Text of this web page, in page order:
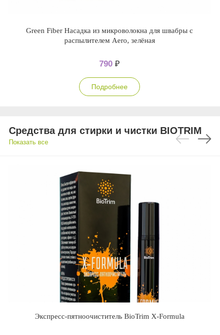
Green Fiber Насадка из микроволокна для швабры с
распылителем Aero, зелёная
790 ₽
Подробнее
Средства для стирки и чистки BIOTRIM
Показать все
Экспресс-пятноочиститель BioTrim X-Formula